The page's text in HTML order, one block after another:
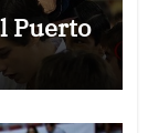
Puerto